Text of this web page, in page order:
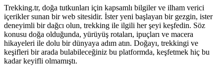
Trekking.tr, doğa tutkunları için kapsamlı bilgiler ve ilham verici
içerikler sunan bir web sitesidir. İster yeni başlayan bir gezgin, ister
deneyimli bir dağcı olun, trekking ile ilgili her şeyi keşfedin. Söz
konusu doğa olduğunda, yürüyüş rotaları, ipuçları ve macera
hikayeleri ile dolu bir dünyaya adım atın. Doğayı, trekkingi ve
keşifleri bir arada bulabileceğiniz bu platformda, keşfetmek hiç bu
kadar keyifli olmamıştı.